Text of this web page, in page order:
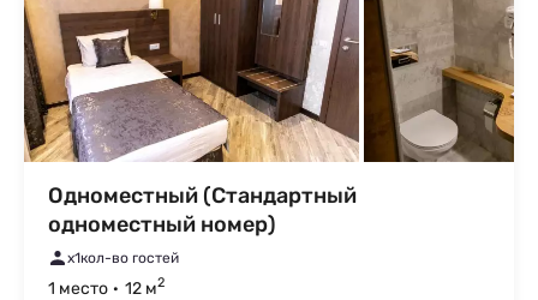
Одноместный (Стандартный
одноместный номер)
x1кол-во гостей
1 место 12 м2